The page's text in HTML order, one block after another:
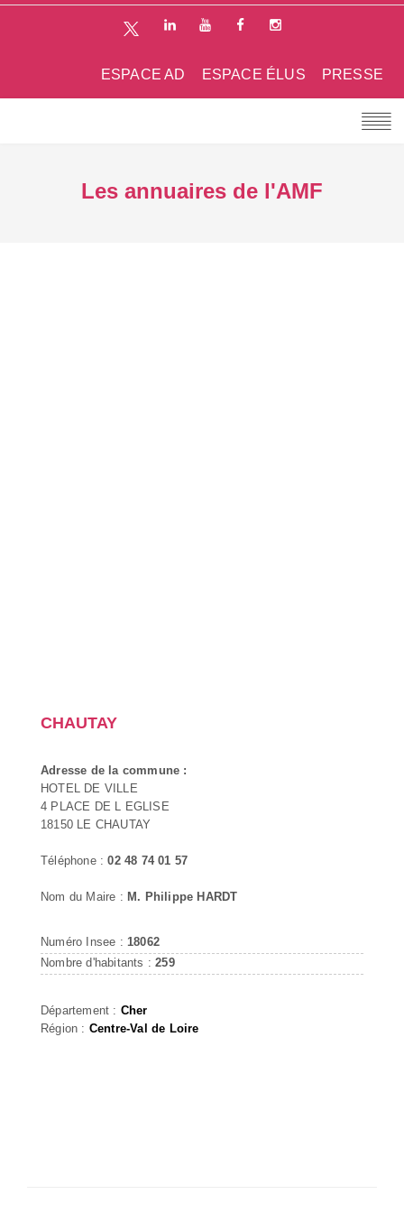
PRESSE
ESPACE ÉLUS
ESPACE AD
Les annuaires de l'AMF
CHAUTAY
Adresse de la commune :
HOTEL DE VILLE
4 PLACE DE L EGLISE
18150 LE CHAUTAY
Téléphone :02 48 74 01 57
Nom du Maire : M. Philippe HARDT
Numéro Insee : 18062
Nombre d'habitants :259
Département : Cher
Région : Centre-Val de Loire